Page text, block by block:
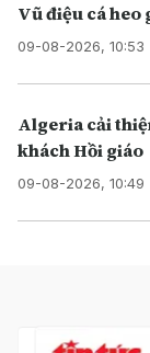
Vũ điệu cá
09-08-2026, 10:53
Algeria cải
khách Hồi giáo
09-08-2026, 10:49